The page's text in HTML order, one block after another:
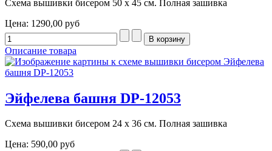
Схема вышивки бисером 50 х 45 см. Полная зашивка
Цена: 1290,00 руб
Описание товара
Эйфелева башня DP-12053
Схема вышивки бисером 24 х 36 см. Полная зашивка
Цена: 590,00 руб